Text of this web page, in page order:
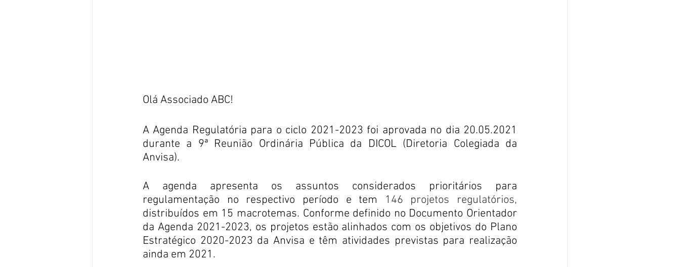
Olá Associado ABC!
A Agenda Regulatória para o ciclo 2021-2023 foi aprovada no dia 20.05.2021
durante a 9ª Reunião Ordinária Pública da DICOL (Diretoria Colegiada da
Anvisa).
A agenda apresenta os assuntos considerados prioritários para
regulamentação no respectivo período e tem 146 projetos regulatórios
distribuídos em 15 macrotemas. Conforme definido no Documento Orientador
da Agenda 2021-2023, os projetos estão alinhados com os objetivos do Plano
Estratégico 2020-2023 da Anvisa e têm atividades previstas para realização
ainda em 2021.